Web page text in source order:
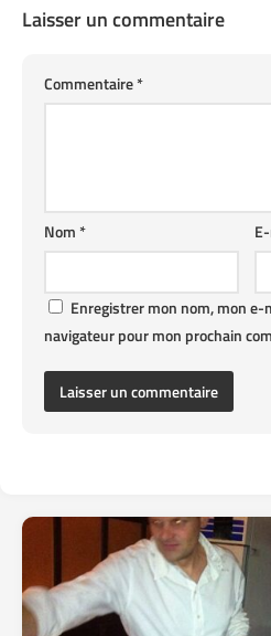
Laisser un commentaire
Commentaire*
Nom*
Enregistrer mon nom, mon
navigateur pour mon prochain